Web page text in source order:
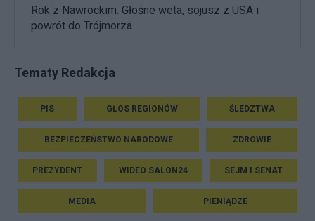
Rok z Nawrockim. Głośne weta, sojusz z USA i
powrót do Trójmorza
Tematy Redakcja
PIS GŁOS REGIONÓW ŚLEDZTWA
BEZPIECZEŃSTWO NARODOWE ZDROWIE
PREZYDENT WIDEO SALON24 SEJM I SENAT
MEDIA PIENIĄDZE